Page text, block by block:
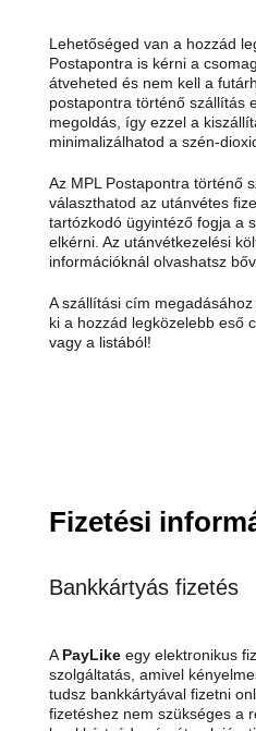
Lehetőséged van a hozzád
Postapontra is kérni a
átveheted és nem kell a
postapontra történő szállítás
megoldás, így ezzel a
minimalizálhatod a szén-
Az MPL Postapontra történő
választhatod az utánvétes
tartózkodó ügyintéző fogja a
elkérni. Az utánvétkezelési
információknál olvashatsz
A szállítási cím
ki a hozzád legközelebb eső
vagy a listából!
Fizetési
Bankkártyás fizetés
A PayLikeegy elektronikus
szolgáltatás, amivel
tudsz bankkártyával fizetni
fizetéshez nem szükséges a